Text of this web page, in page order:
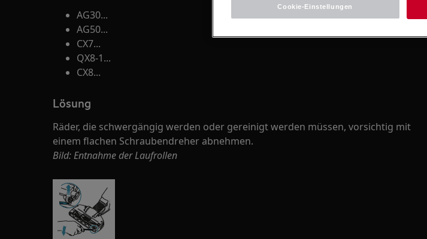
AG30...
AG50...
CX7...
QX8-1...
CX8...
Lösung
Räder, die schwergängig werden oder gereinigt werden müssen, vorsichtig mit
einem flachen Schraubendreher abnehmen.
Bild: Entnahme der Laufrollen
Cookie-Einstellungen